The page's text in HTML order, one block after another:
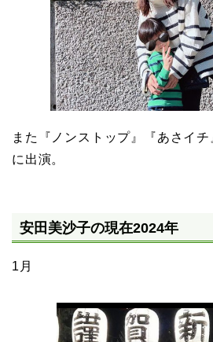
また『ノンストップ』『あさイチ
に出演。
安田美沙子の現在2024年
1月